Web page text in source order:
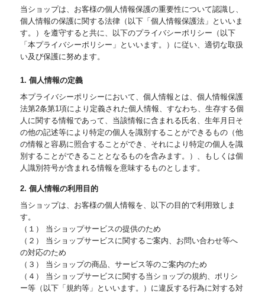
当ショップは、お客様の個人情報保護の重要性について認識し、
個人情報の保護に関する法律（以下「個人情報保護法」といいま
す。）を遵守すると共に、以下のプライバシーポリシー（以下
「本プライバシーポリシー」といいます。）に従い、適切な取扱
い及び保護に努めます。
1. 個人情報の定義
本プライバシーポリシーにおいて、個人情報とは、個人情報保護
法第2条第1項により定義された個人情報、すなわち、生存する個
人に関する情報であって、当該情報に含まれる氏名、生年月日そ
の他の記述等により特定の個人を識別することができるもの（他
の情報と容易に照合することができ、それにより特定の個人を識
別することができることとなるものを含みます。）、もしくは個
人識別符号が含まれる情報を意味するものとします。
2. 個人情報の利用目的
当ショップは、お客様の個人情報を、以下の目的で利用致しま
す。
（１） 当ショップサービスの提供のため
（２） 当ショップサービスに関するご案内、お問い合わせ等へ
の対応のため
（３） 当ショップの商品、サービス等のご案内のため
（４） 当ショップサービスに関する当ショップの規約、ポリシ
ー等（以下「規約等」といいます。）に違反する行為に対する対